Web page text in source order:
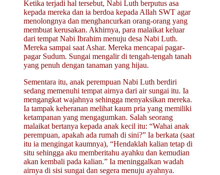
Ketika terjadi hal tersebut, Nabi Luth berputus asa
kepada mereka dan ia berdoa kepada Allah SWT agar
menolongnya dan menghancurkan orang-orang yang
membuat kerusakan. Akhirnya, para malaikat keluar
dari tempat Nabi Ibrahim menuju desa Nabi Luth.
Mereka sampai saat Ashar. Mereka mencapai pagar-
pagar Sudum. Sungai mengalir di tengah-tengah tanah
yang penuh dengan tanaman yang hijau.
Sementara itu, anak perempuan Nabi Luth berdiri
sedang memenuhi tempat airnya dari air sungai itu. Ia
mengangkat wajahnya sehingga menyaksikan mereka.
Ia tampak keheranan melihat kaum pria yang memiliki
ketampanan yang mengagumkan. Salah seorang
malaikat bertanya kepada anak kecil itu: “Wahai anak
perempuan, apakah ada rumah di sini?” Ia berkata (saat
itu ia mengingat kaum­nya), “Hendaklah kalian tetap di
situ sehingga aku memberitahu ayahku dan kemudian
akan kembali pada kalian.” Ia meninggalkan wadah
airnya di sisi sungai dan segera menuju ayahnya.